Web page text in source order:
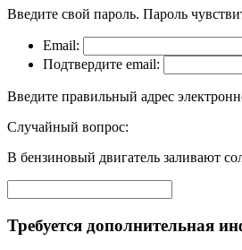
Введите свой пароль. Пароль
Email:
Подтвердите email:
Введите правильный адрес
Случайный вопрос:
В бензиновый двигатель заливают
Требуется дополнительная